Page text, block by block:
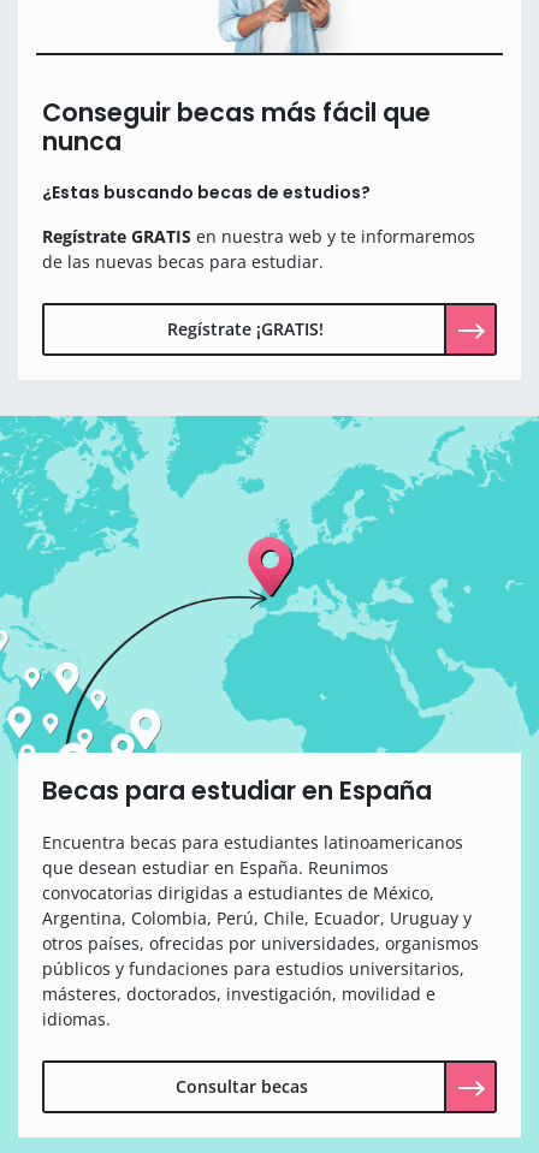
Conseguir becas más fácil que
nunca
¿Estas buscando becas de estudios?
Regístrate GRATIS en nuestra web y te informaremos
de las nuevas becas para estudiar.
Regístrate ¡GRATIS!
Becas para estudiar en España
Encuentra becas para estudiantes latinoamericanos
que desean estudiar en España. Reunimos
convocatorias dirigidas a estudiantes de México,
Argentina, Colombia, Perú, Chile, Ecuador, Uruguay y
otros países, ofrecidas por universidades, organismos
públicos y fundaciones para estudios universitarios,
másteres, doctorados, investigación, movilidad e
idiomas.
Consultar becas